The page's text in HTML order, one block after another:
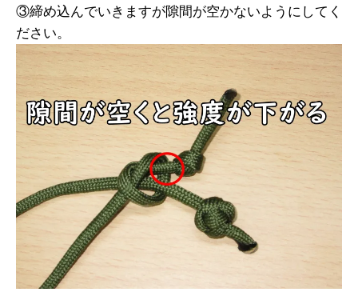
③締め込んでいきますが隙間が空かないようにしてく
ださい。